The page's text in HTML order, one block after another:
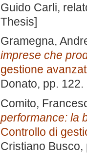
Guido Carli,
Thesis]
Gramegna,
imprese che
gestione
Donato, pp.
Comito,
performance: la
Controllo di
Cristiano Busco,